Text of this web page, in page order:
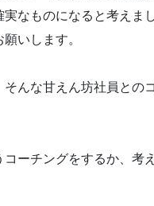
なものになると考えまし
いします。
んな甘えん坊社員との
ーチングをするか、考